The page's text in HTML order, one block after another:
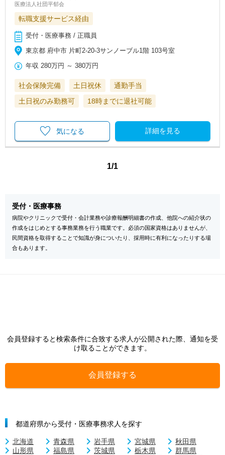
医療法人社団平郁会
転職支援サービス経由
受付・医療事務 / 正職員
東京都 府中市 片町2-20-3サンノーブル1階 103号室
年収 280万円 ～380万円
社会保険完備 土日祝休
通勤手当
土日祝のみ勤務可
18時までに退社可能
詳細を見る
気になる
1/1
受付・医療事務
病院やクリニックで受付・会計業務や診療報酬明細書の作成、他院への紹介状の
作成をはじめとする事務業務を行う職業です。必須の国家資格はありませんが、
民間資格を取得することで知識が身についたり、採用時に有利になったりする場
合もあります。
会員登録すると検索条件に合致する求人が公開された際、通知を受
け取ることができます。
会員登録する
都道府県から受付・医療事務求人を探す
北海道 青森県 岩手県 宮城県
秋田県
山形県
福島県 茨城県 栃木県
群馬県